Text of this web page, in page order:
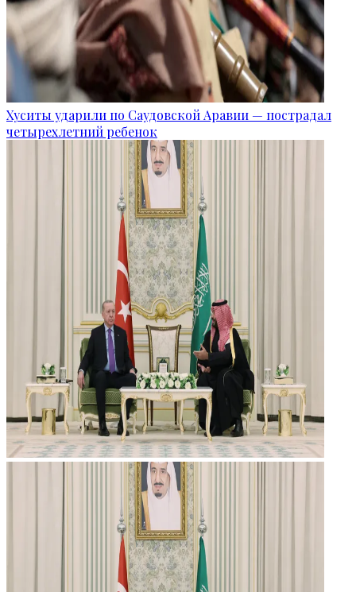
Хуситы ударили по Саудовской Аравии — пострадал
четырехлетний ребенок